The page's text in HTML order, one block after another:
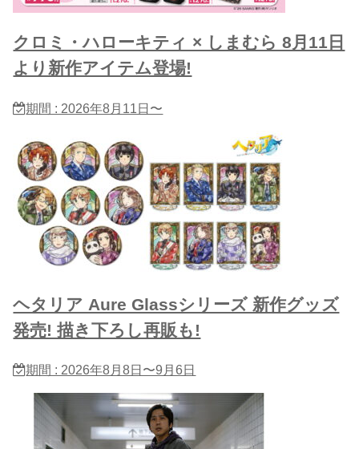
クロミ・ハローキティ × しまむら 8月11日
より新作アイテム登場!
期間 : 2026年8月11日〜
ヘタリア Aure Glassシリーズ 新作グッズ
発売! 描き下ろし再販も!
期間 : 2026年8月8日〜9月6日